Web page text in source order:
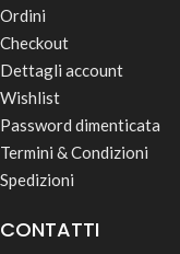
Ordini
Checkout
Dettagli account
Wishlist
Password dimenticata
Termini & Condizioni
Spedizioni
CONTATTI